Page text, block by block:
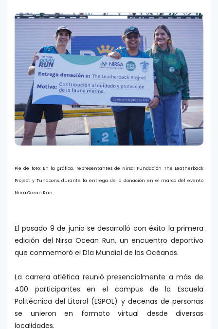
Pie de foto: En la gráfica, representantes de Nirsa, Fundación The Leatherback
Project y Tunacons, durante la entrega de la donación en el marco del evento
Nirsa Ocean Run.
El pasado 9 de junio se desarrolló con éxito la primera
edición del Nirsa Ocean Run, un encuentro deportivo
que conmemoró el Día Mundial de los Océanos.
La carrera atlética reunió presencialmente a más de
400 participantes en el campus de la Escuela
Politécnica del Litoral (ESPOL) y decenas de personas
se unieron en formato virtual desde diversas
localidades.